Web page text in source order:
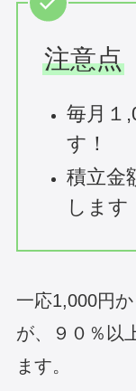
注意点
毎月１
す！
積立金
します
一応1,000円
が、９０％以
ます。